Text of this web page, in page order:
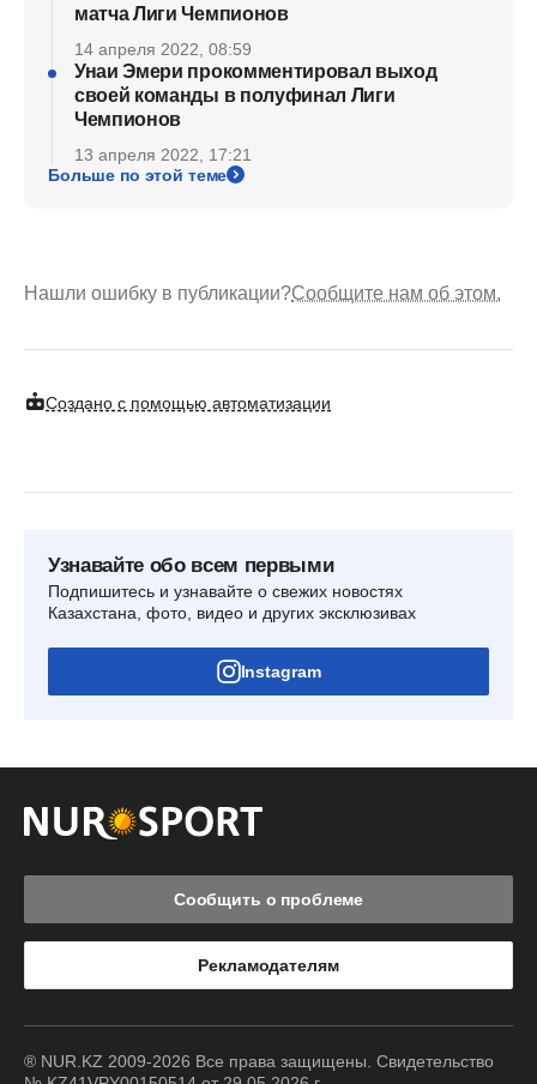
матча Лиги Чемпионов
14 апреля 2022, 08:59
Унаи Эмери прокомментировал выход
своей команды в полуфинал Лиги
Чемпионов
13 апреля 2022, 17:21
Больше по этой теме
Нашли ошибку в публикации?Сообщите нам об этом.
Создано с помощью автоматизации
Узнавайте обо всем первыми
Подпишитесь и узнавайте о свежих новостях
Казахстана, фото, видео и других эксклюзивах
Instagram
Сообщить о проблеме
Рекламодателям
® NUR.KZ 2009-2026 Все права защищены. Свидетельство